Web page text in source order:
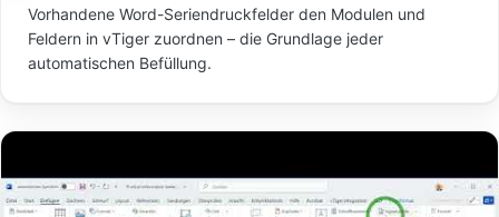
Vorhandene Word-Seriendruckfelder den Modulen und
Feldern in vTiger zuordnen – die Grundlage jeder
automatischen Befüllung.